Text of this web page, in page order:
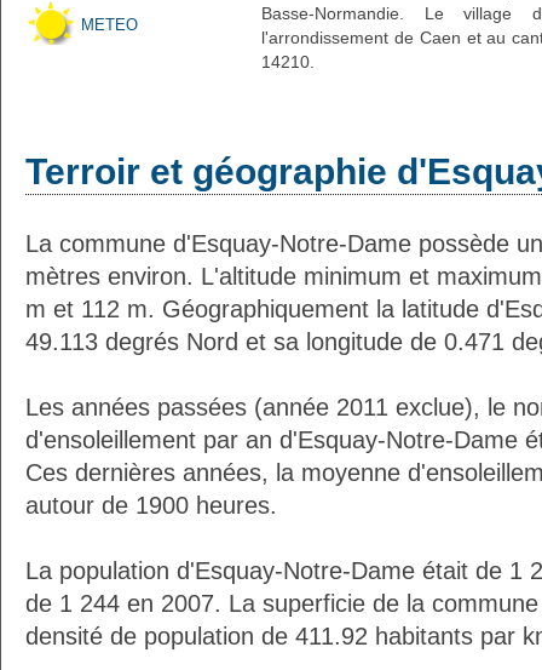
METEO
Basse-Normandie. Le village
l'arrondissement de Caen et au
14210.
Terroir et géographie
La commune d'Esquay-Notre-Dame possède
mètres environ. L'altitude minimum et
m et 112 m. Géographiquement la latitude
49.113 degrés Nord et sa longitude de 0.471
Les années passées (année 2011 exclue), le
d'ensoleillement par an d'Esquay-Notre-Dame
Ces dernières années, la moyenne
autour de 1900 heures.
La population d'Esquay-Notre-Dame était de 1
de 1 244 en 2007. La superficie de la
densité de population de 411.92 habitants par